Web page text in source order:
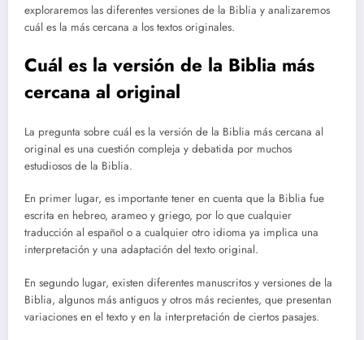
exploraremos las diferentes versiones de la Biblia y analizaremos
cuál es la más cercana a los textos originales.
Cuál es la versión de la Biblia más
cercana al original
La pregunta sobre cuál es la versión de la Biblia más cercana al
original es una cuestión compleja y debatida por muchos
estudiosos de la Biblia.
En primer lugar, es importante tener en cuenta que la Biblia fue
escrita en hebreo, arameo y griego, por lo que cualquier
traducción al español o a cualquier otro idioma ya implica una
interpretación y una adaptación del texto original.
En segundo lugar, existen diferentes manuscritos y versiones de la
Biblia, algunos más antiguos y otros más recientes, que presentan
variaciones en el texto y en la interpretación de ciertos pasajes.